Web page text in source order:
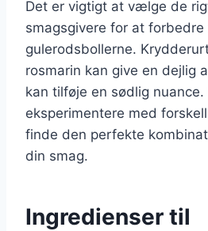
Det er vigtigt at vælge de
smagsgivere for at forbedre
gulerodsbollerne.
rosmarin kan give en dejlig
kan tilføje en sødlig nuance.
eksperimentere med
finde den perfekte
din smag.
Ingredienser til